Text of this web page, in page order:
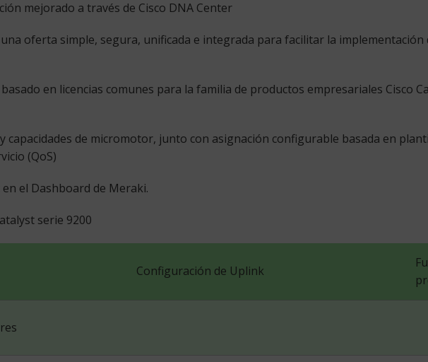
mejorado a través de Cisco DNA Center
una oferta simple, segura, unificada e integrada para facilitar la
en licencias comunes para la familia de productos empresariales Cisco
de micromotor, junto con asignación configurable basada en
(QoS)
el Dashboard de Meraki.
serie 9200
Configuración de Uplink